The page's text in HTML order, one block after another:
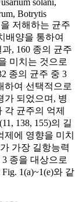
solani,
Botrytis
저해하는 균주
배양을 통하여
, 160 종의 균주
미치는 것으로
종의 균주 중 3
하여 선택적으로
가 되었으며, 병
각 균주의 억제
138, 155)의 길
에 영향을 미치
가장 길항능력
종을 대상으로
1(a)~1(e)와 같